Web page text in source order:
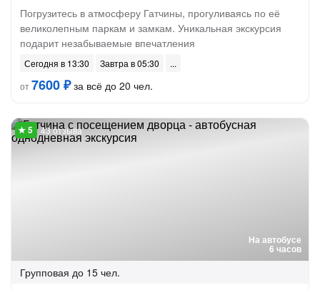
Погрузитесь в атмосферу Гатчины, прогуливаясь по её
великолепным паркам и замкам. Уникальная экскурсия
подарит незабываемые впечатления
Сегодня в 13:30
Завтра в 05:30
от7600 ₽за всё до 20 чел.
На автобусе
6 часов
43 отзыва
Групповая до 15 чел.